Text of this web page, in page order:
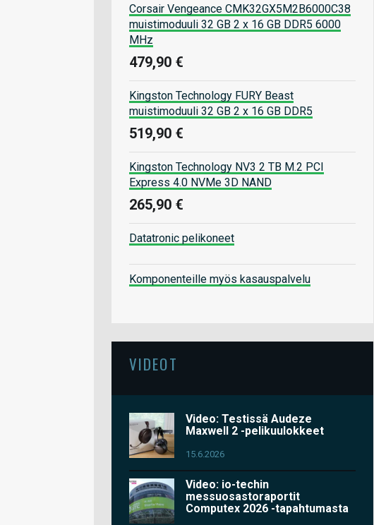
Corsair Vengeance CMK32GX5M2B6000C38
muistimoduuli 32 GB 2 x 16 GB DDR5 6000
MHz
479,90 €
Kingston Technology FURY Beast
muistimoduuli 32 GB 2 x 16 GB DDR5
519,90 €
Kingston Technology NV3 2 TB M.2 PCI
Express 4.0 NVMe 3D NAND
265,90 €
Datatronic pelikoneet
Komponenteille myös kasauspalvelu
VIDEOT
Video: Testissä Audeze
Maxwell 2 -pelikuulokkeet
15.6.2026
Video: io-techin
messuosastoraportit
Computex 2026 -tapahtumasta